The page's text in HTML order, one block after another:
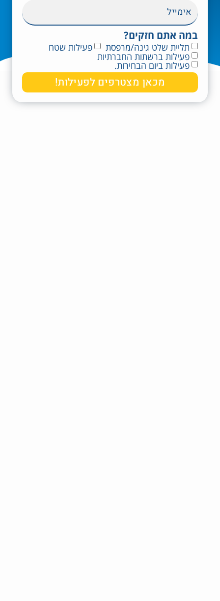
במה אתם חזקים?
תליית שלט גינה/מרפסת פעילות שטח
פעילות ברשתות החברתיות
פעילות ביום הבחירות.
מכאן מצטרפים לפעילות!